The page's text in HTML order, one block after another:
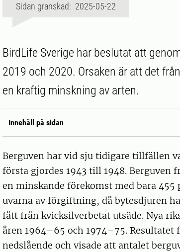
Sidan granskad: 2025-05-22
BirdLife Sverige har beslutat att
2019 och 2020. Orsaken är att det
en kraftig minskning av arten.
Innehåll på sidan
Berguven har vid sju tidigare tillfällen
första gjordes 1943 till 1948. Berguven
en minskande förekomst med bara 455
uvarna av förgiftning, då bytesdjuren
fått från kvicksilverbetat utsäde. Nya
åren 1964–65 och 1974–75.
nedslående och visade att antalet